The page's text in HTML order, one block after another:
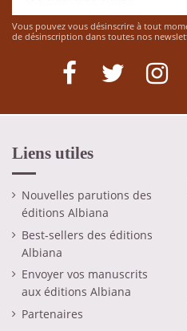
Vous pouvez vous désinscrire à tout
de désinscription dans toutes nos
Liens utiles
Nouvelles parutions des
éditions Albiana
Best-sellers des éditions
Albiana
Envoyer vos manuscrits
aux éditions Albiana
Partenaires